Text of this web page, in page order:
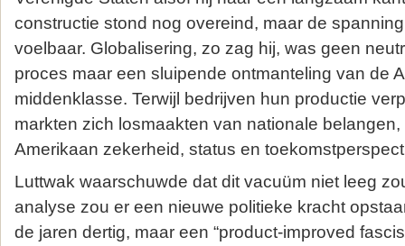
constructie stond nog overeind, maar de
voelbaar. Globalisering, zo zag hij, was geen
proces maar een sluipende ontmanteling van de
middenklasse. Terwijl bedrijven hun productie
markten zich losmaakten van nationale
Amerikaan zekerheid, status en
Luttwak waarschuwde dat dit vacuüm niet leeg
analyse zou er een nieuwe politieke kracht
de jaren dertig, maar een “product‑improved